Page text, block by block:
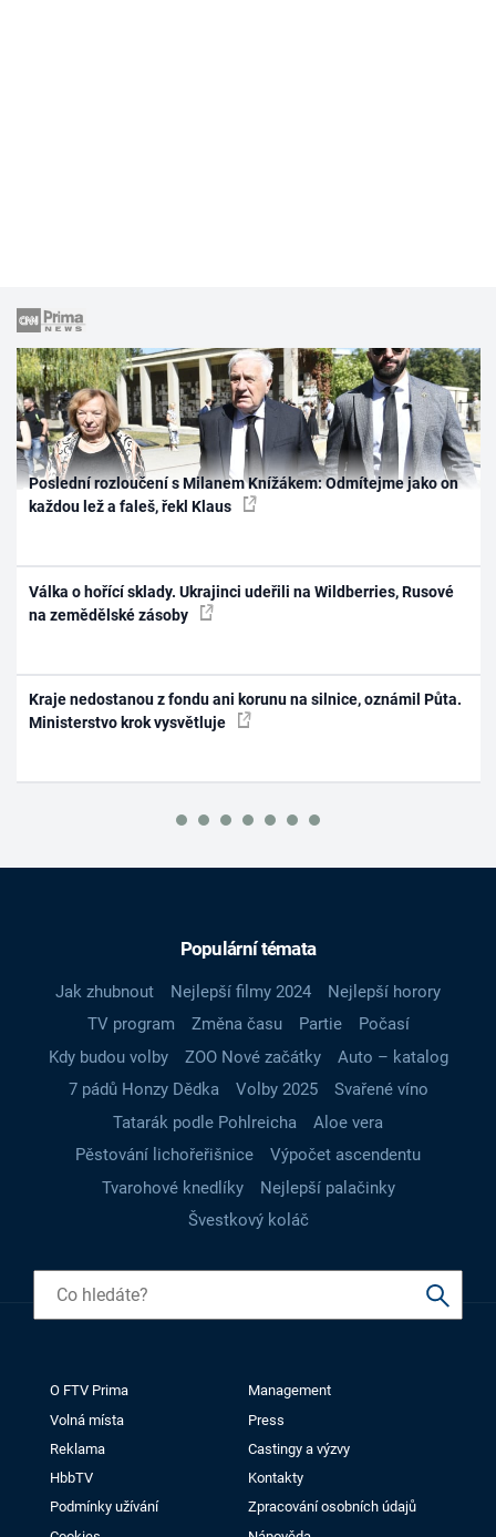
Poslední rozloučení s Milanem Knížákem: Odmítejme jako on
každou lež a faleš, řekl Klaus
Válka o hořící sklady. Ukrajinci udeřili na Wildberries, Rusové
na zemědělské zásoby
Kraje nedostanou z fondu ani korunu na silnice, oznámil Půta.
Ministerstvo krok vysvětluje
Populární témata
Jak zhubnout Nejlepší filmy 2024
Nejlepší horory
TV program
Změna času Partie
Počasí
Kdy budou volby
ZOO Nové začátky
Auto – katalog
7 pádů Honzy Dědka
Volby 2025
Svařené víno
Tatarák podle Pohlreicha
Aloe vera
Pěstování lichořeřišnice
Výpočet ascendentu
Tvarohové knedlíky
Nejlepší palačinky
Švestkový koláč
O FTV Prima
Management
Volná místa
Press
Reklama
Castingy a výzvy
HbbTV
Kontakty
Podmínky užívání
Zpracování osobních údajů